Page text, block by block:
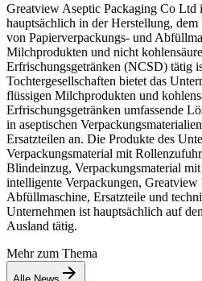
Greatview Aseptic Packaging Co Ltd
hauptsächlich in der Herstellung,
von Papierverpackungs- und
Milchprodukten und nicht
Erfrischungsgetränken (NCSD) tätig
Tochtergesellschaften bietet das
flüssigen Milchprodukten und
Erfrischungsgetränken umfassende
in aseptischen
Ersatzteilen an. Die Produkte des
Verpackungsmaterial mit
Blindeinzug, Verpackungsmaterial
intelligente Verpackungen, Greatview
Abfüllmaschine, Ersatzteile und
Unternehmen ist hauptsächlich auf
Ausland tätig.
Mehr zum Thema